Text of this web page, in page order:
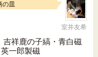
皿
室井友希
吉祥鹿の子縞・青白磁
一郎製磁